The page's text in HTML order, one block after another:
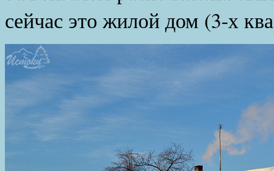
сейчас это жилой дом (3-х